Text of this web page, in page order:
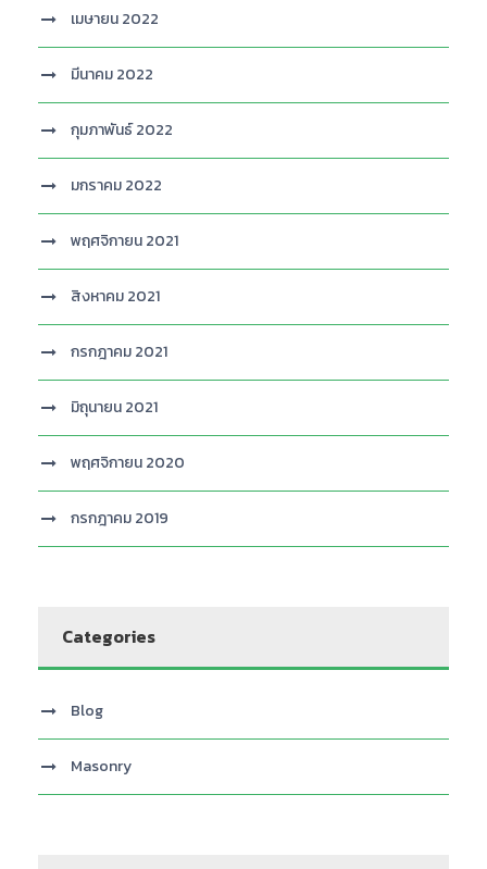
เมษายน 2022
มีนาคม 2022
กุมภาพันธ์ 2022
มกราคม 2022
พฤศจิกายน 2021
สิงหาคม 2021
กรกฎาคม 2021
มิถุนายน 2021
พฤศจิกายน 2020
กรกฎาคม 2019
Categories
Blog
Masonry